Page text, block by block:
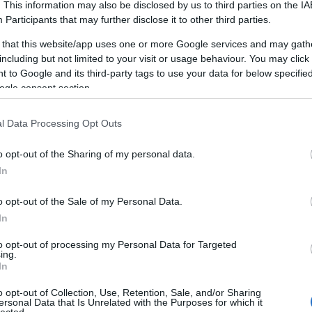
This information may also be disclosed by us to third parties on the
Participants that may further disclose it to other third parties.
that this website/app uses one or more Google services and may
but not limited to your visit or usage behaviour. You may
to Google and its third-party tags to use your data for below
consent section.
Data Processing Opt Outs
opt-out of the Sharing of my personal data.
opt-out of the Sale of my Personal Data.
opt-out of processing my Personal Data for Targeted
opt-out of Collection, Use, Retention, Sale, and/or Sharing
Data that Is Unrelated with the Purposes for which it
Mi a chiptuning pontosan?
(ECU) átprogramozása OBD-csatlakozón keresztül. Nem
archiváljuk, ingyen visszaállítjuk eladáskor.
valós előnyei – számokkal
növekedés: szívó benzines 10-12%,